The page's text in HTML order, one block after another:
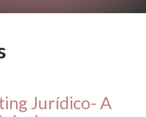
Jurídico- A